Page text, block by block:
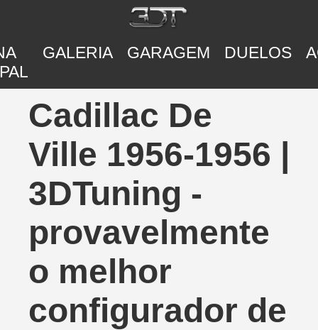
GALERIA GARAGEM DUELOS
Cadillac De
Ville 1956-1956 |
3DTuning -
provavelmente
o melhor
configurador de